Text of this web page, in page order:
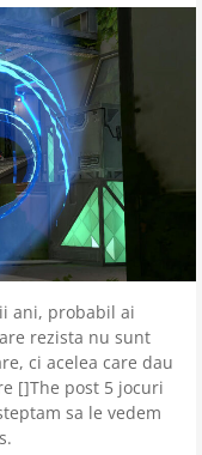
ani, probabil ai
rezista nu sunt
ci acelea care dau
[]The post 5 jocuri
sa le vedem